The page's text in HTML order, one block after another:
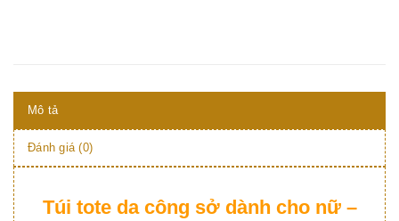
Mô tả
Đánh giá (0)
Túi tote da công sở dành cho nữ –